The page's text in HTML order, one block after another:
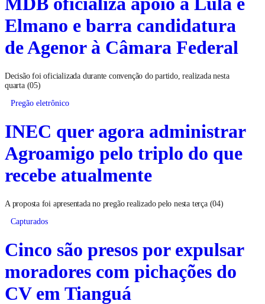
Elmano e barra candidatura
de Agenor à Câmara Federal
Decisão foi oficializada durante convenção do partido, realizada nesta
quarta (05)
Pregão eletrônico
INEC quer agora administrar
Agroamigo pelo triplo do que
recebe atualmente
A proposta foi apresentada no pregão realizado pelo nesta terça (04)
Capturados
Cinco são presos por expulsar
moradores com pichações do
CV em Tianguá